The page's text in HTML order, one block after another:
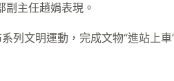
副主任趙娟表現。
列文明運動，完成文物“進站上